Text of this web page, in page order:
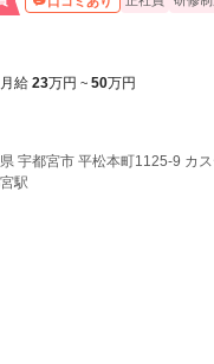
月給 23万円 ~ 50万円
宇都宮市 平松本町1125-9 カ
駅